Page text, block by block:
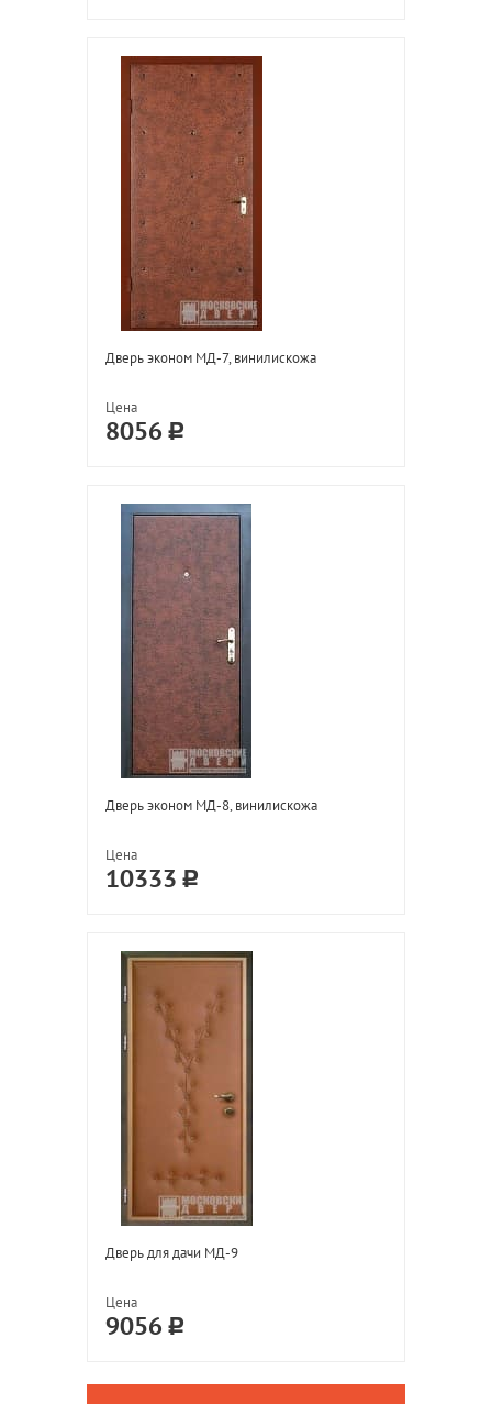
Дверь эконом МД-7, винилискожа
Цена
8056
Дверь эконом МД-8, винилискожа
Цена
10333
Дверь для дачи МД-9
Цена
9056